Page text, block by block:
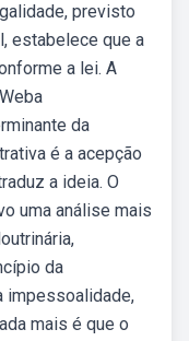
previsto
estabelece que a
a lei. A
da
é a acepção
a ideia. O
uma análise mais
da
impessoalidade,
mais é que o